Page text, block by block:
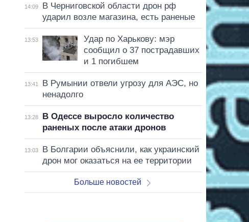
14:09
В Черниговской области дрон рф
ударил возле магазина, есть раненые
13:53
Удар по Харькову: мэр
сообщил о 37 пострадавших
и 1 погибшем
13:41
В Румынии отвели угрозу для АЭС, но
ненадолго
13:28
В Одессе выросло количество
раненых после атаки дронов
13:03
В Болгарии объяснили, как украинский
дрон мог оказаться на ее территории
Больше новостей